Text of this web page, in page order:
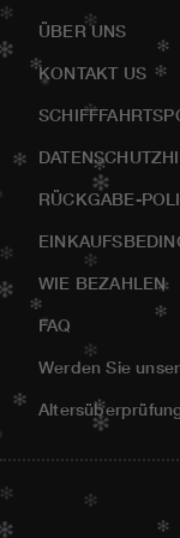
ÜBER UNS
KONTAKT US
RÜCKGABE-
WIE BEZAHLEN
FAQ
Werden Sie